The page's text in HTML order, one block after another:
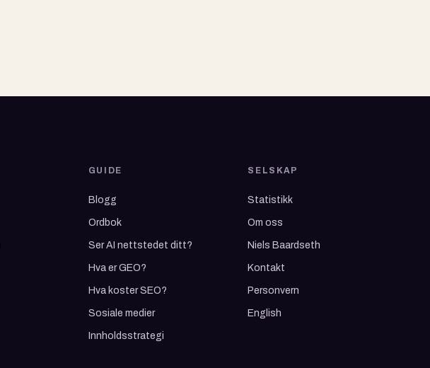
GUIDE
Blogg
Ordbok
Ser AI nettstedet ditt?
Hva er GEO?
Hva koster SEO?
Sosiale medier
Innholdsstrategi
SELSKAP
Statistikk
Om oss
Niels Baardseth
Kontakt
Personvern
English